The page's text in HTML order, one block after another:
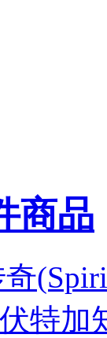
商品
伏特加